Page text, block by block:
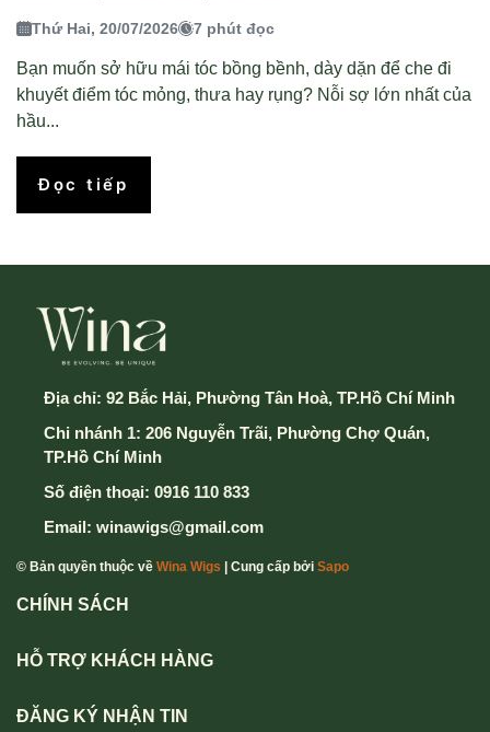
Thứ Hai, 20/07/2026 7 phút đọc
Bạn muốn sở hữu mái tóc bồng bềnh, dày dặn để che đi
khuyết điểm tóc mỏng, thưa hay rụng? Nỗi sợ lớn nhất của
hầu...
Đọc tiếp
Địa chỉ: 92 Bắc Hải, Phường Tân Hoà, TP.Hồ Chí Minh
Chi nhánh 1: 206 Nguyễn Trãi, Phường Chợ Quán,
TP.Hồ Chí Minh
Số điện thoại: 0916 110 833
Email: winawigs@gmail.com
© Bản quyền thuộc về Wina Wigs | Cung cấp bởi Sapo
CHÍNH SÁCH
HỖ TRỢ KHÁCH HÀNG
ĐĂNG KÝ NHẬN TIN